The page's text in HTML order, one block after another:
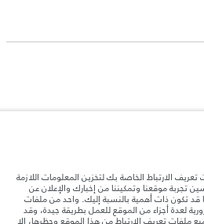
بالإكسسوارات والركاب والسوائل والوقود
المذكورة على هذا الموقع قد تختلف من بلد إلى
الرجاء التواصل مع وكيلنا المحلي للتأكد من توفّرها
تعريف الارتباط الخاصة بك لتخزين المعلومات اللازمة
تجربة موقعنا وتمكيننا من إخبارك والإعلان عن
قد تكون ذات أهمية بالنسبة إليك. واحد من ملفات
لعدة أجزاء من الموقع للعمل بطريقة جيدة، وقد
ملفات تعريف الارتباط من هذا الموقع وحظرها، إلا